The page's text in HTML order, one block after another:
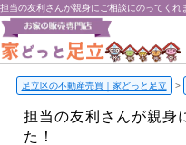
担当の友利さんが親身にご相談にのってくれ
足立区の不動産売買｜家どっと足立 >
担当の友利さんが親身
た！